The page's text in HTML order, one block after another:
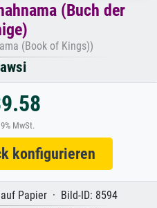
(Buch der
(Book of Kings))
MwSt.
konfigurieren
Papier · Bild-ID: 8594